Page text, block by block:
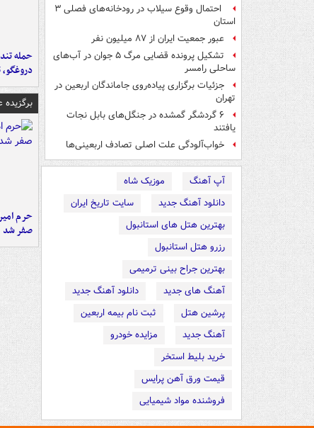
احتمال وقوع سیلاب در رودخانه‌های فصلی ۳
استان
عبور جمعیت ایران از ۸۷ میلیون نفر
تشکیل پرونده قضایی مرگ ۵ جوان در آب‌های
ساحلی رامسر
جزئیات برگزاری پیاده‌روی جاماندگان اربعین در
تهران
۶ گردشگر گمشده در جنگل‌های بابل نجات
یافتند
خواب‌آلودگی علت اصلی تصادف اربعینی‌ها
آپ آهنگ
موزیک شاه
دانلود آهنگ جدید
سایت تاریخ ایران
بهترین هتل های استانبول
رزرو هتل استانبول
بهترین جراح بینی ترمیمی
آهنگ های جدید
دانلود آهنگ جدید
پرشین هتل
ثبت نام بیمه اربعین
آهنگ جدید
مزایده خودرو
خرید بلیط استخر
قیمت ورق آهن پرایس
فروشنده مواد شیمیایی
حمله تند
حرم
صفر شد